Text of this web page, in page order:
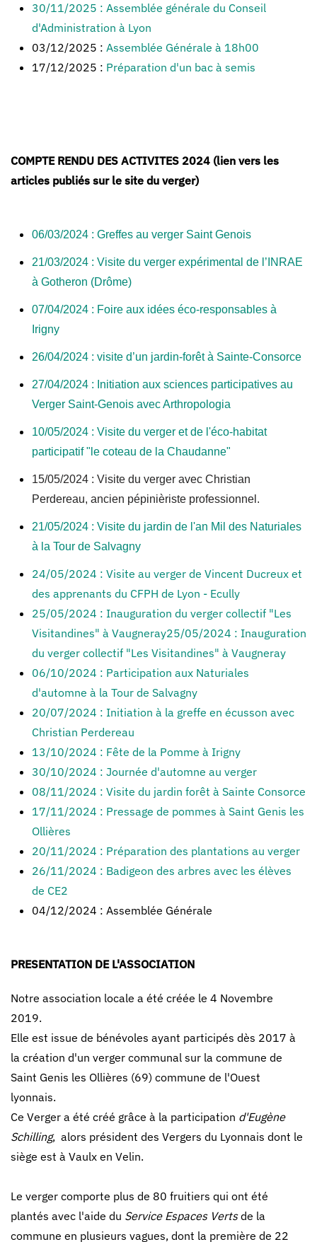
30/11/2025 : Assemblée générale du Conseil
d'Administration à Lyon
03/12/2025 : Assemblée Générale à 18h00
17/12/2025 : Préparation d'un bac à semis
COMPTE RENDU DES ACTIVITES 2024 (lien vers les
articles publiés sur le site du verger)
06/03/2024 : Greffes au verger Saint Genois
21/03/2024 : Visite du verger expérimental de l’INRAE
à Gotheron (Drôme)
07/04/2024 : Foire aux idées éco-responsables à
Irigny
26/04/2024 : visite d’un jardin-forêt à Sainte-Consorce
27/04/2024 : Initiation aux sciences participatives au
Verger Saint-Genois avec Arthropologia
10/05/2024 : Visite du verger et de l'éco-habitat
participatif "le coteau de la Chaudanne"
15/05/2024 : Visite du verger avec Christian
Perdereau, ancien pépinièriste professionnel.
21/05/2024 : Visite du jardin de l'an Mil des Naturiales
à la Tour de Salvagny
24/05/2024 : Visite au verger de Vincent Ducreux et
des apprenants du CFPH de Lyon - Ecully
25/05/2024 : Inauguration du verger collectif "Les
Visitandines" à Vaugneray25/05/2024 : Inauguration
du verger collectif "Les Visitandines" à Vaugneray
06/10/2024 : Participation aux Naturiales
d'automne à la Tour de Salvagny
20/07/2024 : Initiation à la greffe en écusson avec
Christian Perdereau
13/10/2024 : Fête de la Pomme à Irigny
30/10/2024 : Journée d'automne au verger
08/11/2024 : Visite du jardin forêt à Sainte Consorce
17/11/2024 : Pressage de pommes à Saint Genis les
Ollières
20/11/2024 : Préparation des plantations au verger
26/11/2024 : Badigeon des arbres avec les élèves
de CE2
04/12/2024 : Assemblée Générale
PRESENTATION DE L'ASSOCIATION
Notre association locale a été créée le 4 Novembre
2019.
Elle est issue de bénévoles ayant participés dès 2017 à
la création d'un verger communal sur la commune de
Saint Genis les Ollières (69) commune de l'Ouest
lyonnais.
Ce Verger a été créé grâce à la participation d'Eugène
Schilling, alors président des Vergers du Lyonnais dont le
siège est à Vaulx en Velin.
Le verger comporte plus de 80 fruitiers qui ont été
plantés avec l'aide du Service Espaces Vertsde la
commune en plusieurs vagues, dont la première de 22